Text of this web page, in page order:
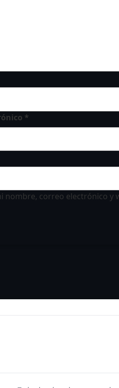
*
nombre, correo electrónico y